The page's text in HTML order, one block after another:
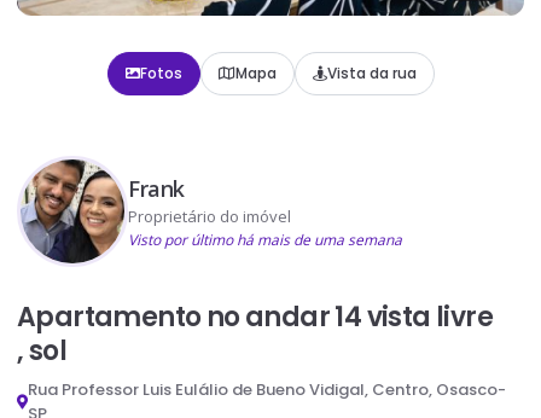
Fotos Mapa Vista da rua
Frank
Proprietário do imóvel
Visto por último há mais de uma semana
Apartamento no andar 14 vista livre
, sol
Rua Professor Luis Eulálio de Bueno Vidigal, Centro, Osasco-